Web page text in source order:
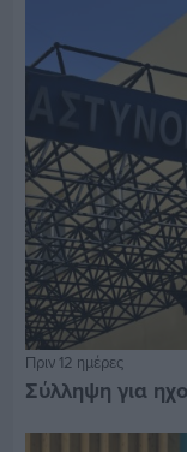
Πριν 12 ημέρες
Σύλληψη για